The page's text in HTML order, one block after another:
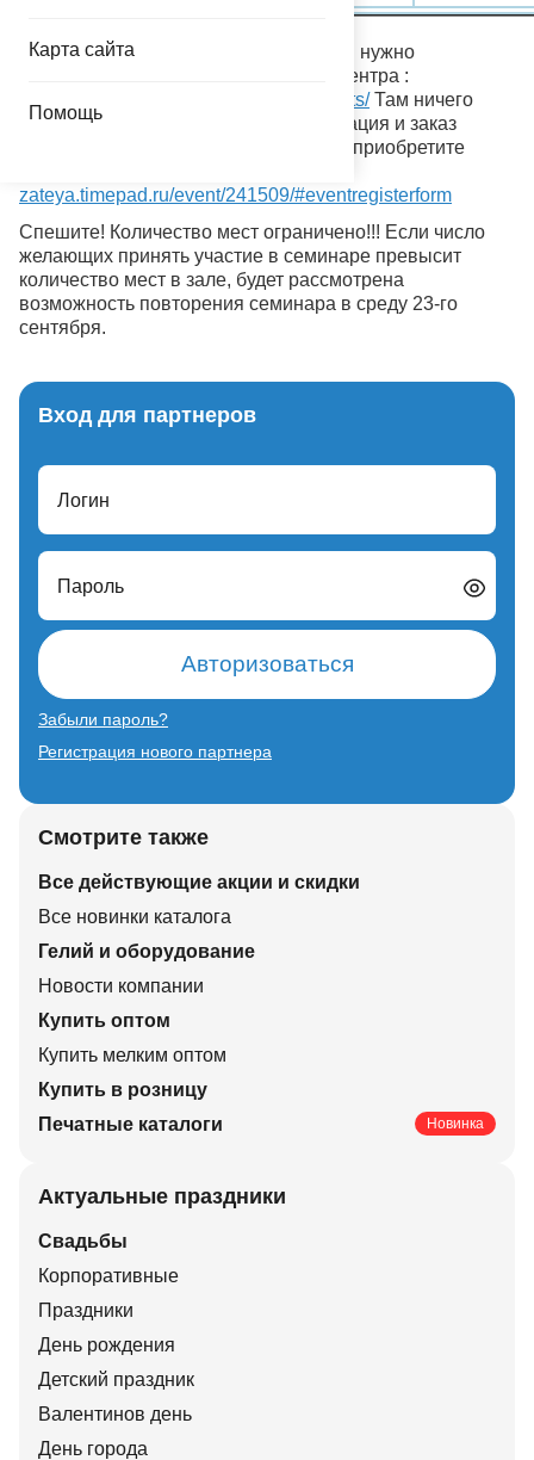
Карта сайта
Помощь
Тем, кто решил присоединиться к нам нужно
зарегистрироваться на сайте Экспоцентра :
http://mirdetstva-expo.ru/ru/visitors/tickets/Там ничего
сложного) Более подробная информация и заказ
билета по ссылке ниже! Обязательно приобретите
zateya.timepad.ru/event/241509/#eventregisterform
Спешите! Количество мест ограничено!!! Если число
желающих принять участие в семинаре превысит
количество мест в зале, будет рассмотрена
возможность повторения семинара в среду 23-го
сентября.
Вход для партнеров
Логин
Пароль
Авторизоваться
Забыли пароль?
Регистрация нового партнера
Смотрите также
Все действующие акции и скидки
Все новинки каталога
Гелий и оборудование
Новости компании
Купить оптом
Купить мелким оптом
Купить в розницу
Печатные каталоги
Новинка
Актуальные праздники
Свадьбы
Корпоративные
Праздники
День рождения
Детский праздник
Валентинов день
День города